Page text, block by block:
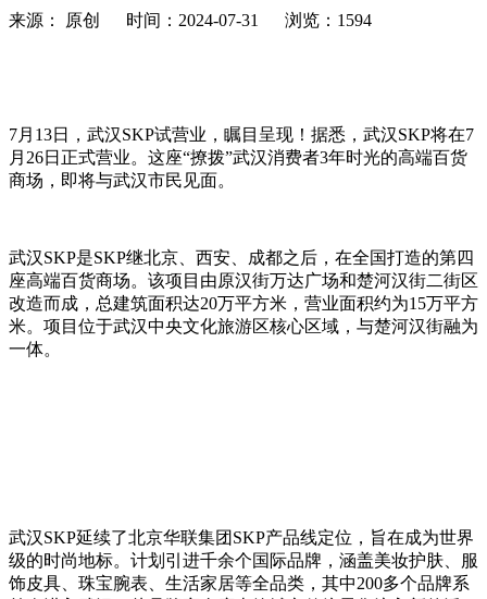
来源： 原创 时间：2024-07-31 浏览：1594
7月13日，武汉SKP试营业，瞩目呈现！据悉，武汉SKP将在7
月26日正式营业。这座“撩拨”武汉消费者3年时光的高端百货
商场，即将与武汉市民见面。
武汉SKP是SKP继北京、西安、成都之后，在全国打造的第四
座高端百货商场。该项目由原汉街万达广场和楚河汉街二街区
改造而成，总建筑面积达20万平方米，营业面积约为15万平方
米。项目位于武汉中央文化旅游区核心区域，与楚河汉街融为
一体。
武汉SKP延续了北京华联集团SKP产品线定位，旨在成为世界
级的时尚地标。计划引进千余个国际品牌，涵盖美妆护肤、服
饰皮具、珠宝腕表、生活家居等全品类，其中200多个品牌系